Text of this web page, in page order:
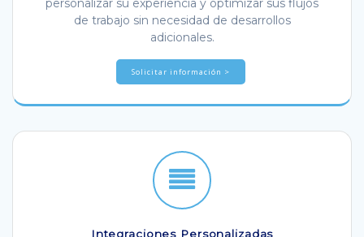
de trabajo sin necesidad de desarrollos
adicionales.
Solicitar información >
Integraciones Personalizadas